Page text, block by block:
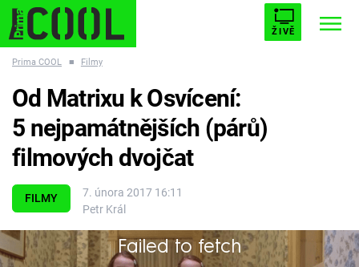
ŽIVĚ
ESCAPE PLNEJ KOTEL AVENGERS 5
Témata
Filmy
Prima COOL ■ Filmy
FILMY
7. února 2017 16:11
Petr Král
Od Matrixu k Osvícení:
5 nejpamátnějších (párů)
filmových dvojčat
Failed to fetch